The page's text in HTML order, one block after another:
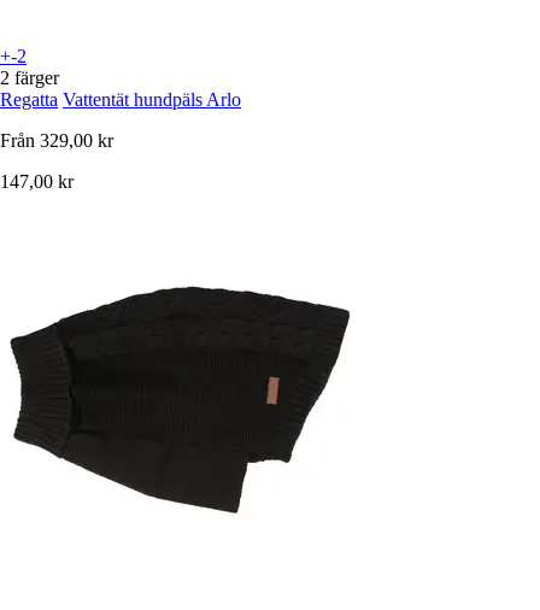
+-2
2 färger
Regatta Vattentät hundpäls Arlo
Från 329,00 kr
147,00 kr